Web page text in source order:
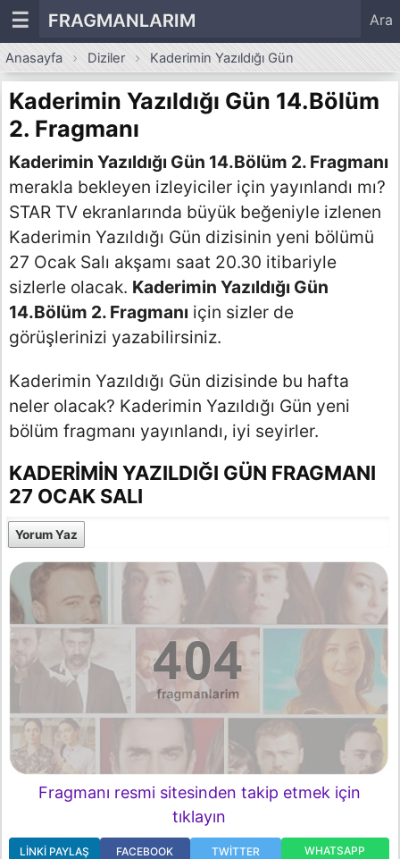
☰ FRAGMANLARIM Ara
Anasayfa Diziler Kaderimin Yazıldığı Gün
Kaderimin Yazıldığı Gün 14.Bölüm
2. Fragmanı
Kaderimin Yazıldığı Gün 14.Bölüm 2. Fragmanı
merakla bekleyen izleyiciler için yayınlandı mı?
STAR TV ekranlarında büyük beğeniyle izlenen
Kaderimin Yazıldığı Gün dizisinin yeni bölümü
27 Ocak Salı akşamı saat 20.30 itibariyle
sizlerle olacak. Kaderimin Yazıldığı Gün
14.Bölüm 2. Fragmanı için sizler de
görüşlerinizi yazabilirsiniz.
Kaderimin Yazıldığı Gün dizisinde bu hafta
neler olacak? Kaderimin Yazıldığı Gün yeni
bölüm fragmanı yayınlandı, iyi seyirler.
KADERIMIN YAZILDIĞI GÜN FRAGMANI
27 OCAK SALI
Yorum Yaz
Fragmanı resmi sitesinden takip etmek için
tıklayın
LINKI PAYLAŞ FACEBOOK TWITTER WHATSAPP